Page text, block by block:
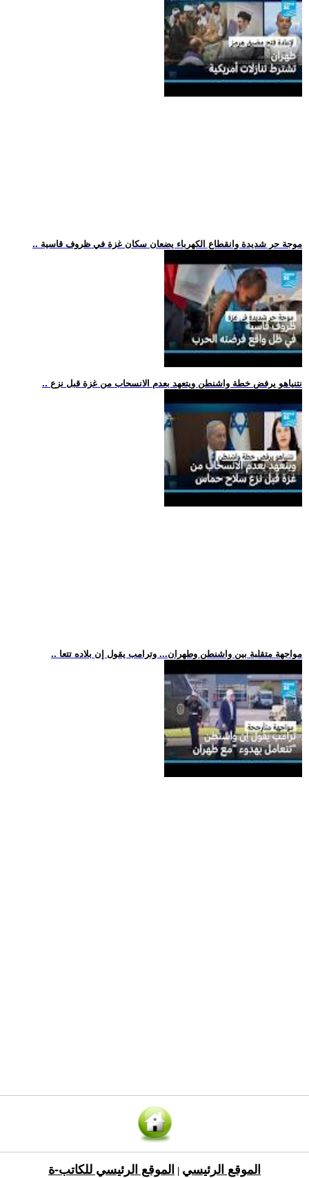
.. موجة حر شديدة وانقطاع الكهرباء يضعان سكان غزة في ظروف قاسية
.. نتنياهو يرفض خطة واشنطن ويتعهد بعدم الانسحاب من غزة قبل نزع
.. مواجهة متقلبة بين واشنطن وطهران... وترامب يقول إن بلاده تتعا
الموقع الرئيسي الموقع الرئيسي للكاتب-ة